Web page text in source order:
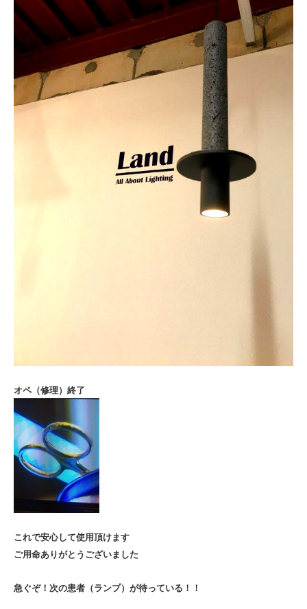
オペ（修理）終了
これで安心して使用頂けます
ご用命ありがとうございました
急ぐぞ！ 次の患者（ランプ）が待っている！！